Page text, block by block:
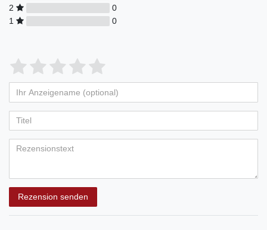
2
0
1
0
Bewertungssterne
von
5
Bewertungssternen
4
von
5
Bewertungssternen
3
von
5
Bewertungssternen
2
von
5
Bewertungssternen
1
von
5
Bewertungssternen
Anzeigename
(optional)
Rezension senden